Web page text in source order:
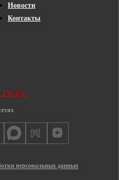
Новости
Контакты
ICL
персональных данных